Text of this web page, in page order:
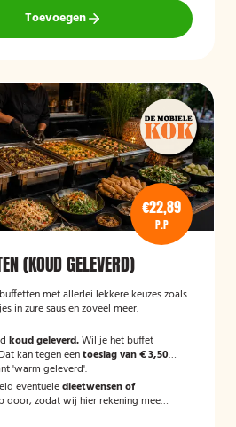
Toevoegen
€22,89
P.P
(KOUD GELEVERD)
met allerlei lekkere keuzes zoals
in zure saus en zoveel meer.
koud geleverd.Wil je het buffet
Dat kan tegen eentoeslag van € 3,50
'warm geleverd'.
eventueledieetwensen of
door, zodat wij hier rekening mee